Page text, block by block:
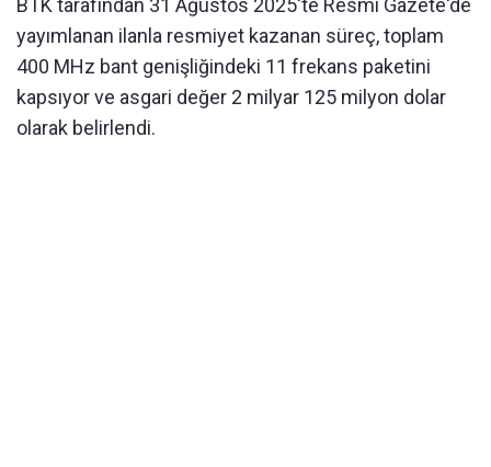
BTK tarafından 31 Ağustos 2025'te Resmi Gazete'de
yayımlanan ilanla resmiyet kazanan süreç, toplam
400 MHz bant genişliğindeki 11 frekans paketini
kapsıyor ve asgari değer 2 milyar 125 milyon dolar
olarak belirlendi.